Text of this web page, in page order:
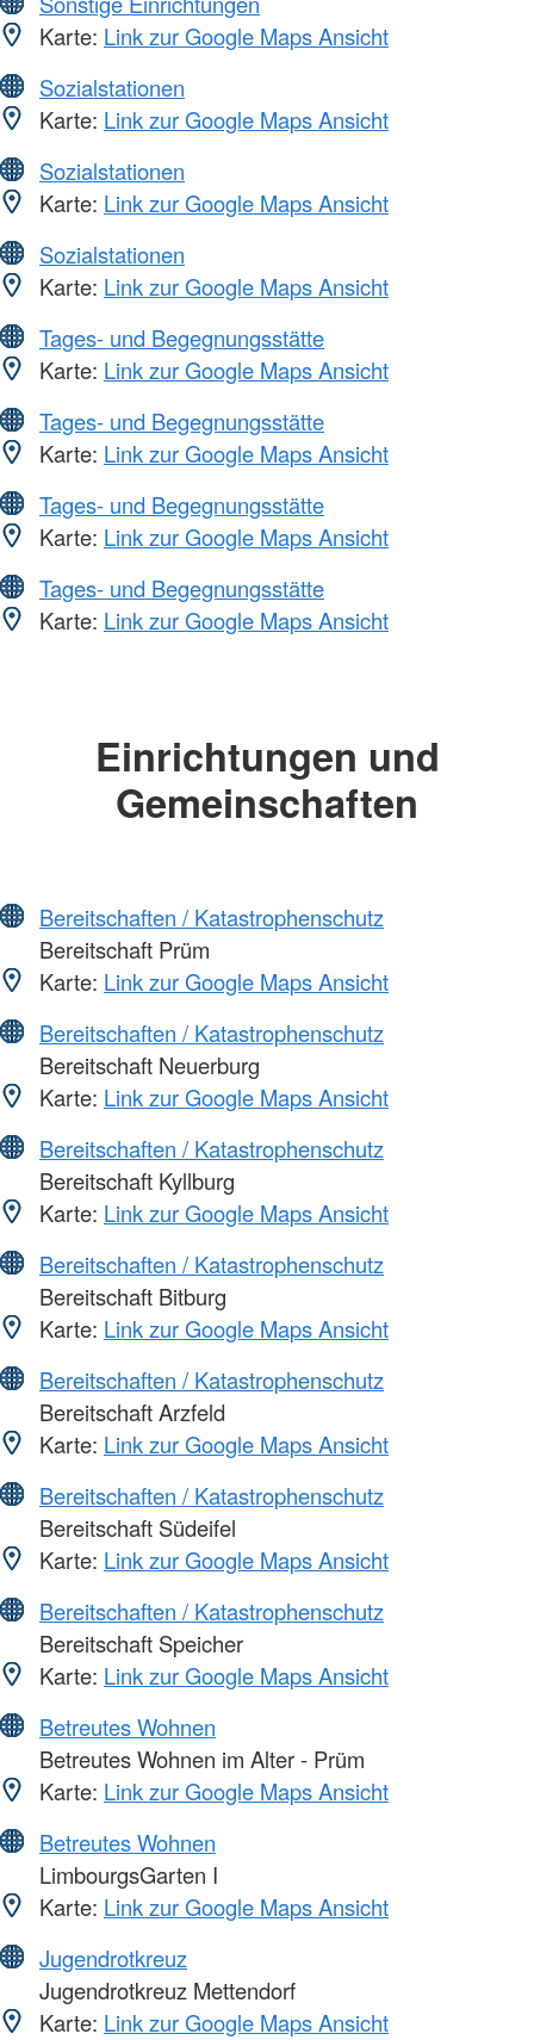
Karte: Link zur Google Maps Ansicht
Sozialstationen
Karte: Link zur Google Maps Ansicht
Sozialstationen
Karte: Link zur Google Maps Ansicht
Sozialstationen
Karte: Link zur Google Maps Ansicht
Tages- und Begegnungsstätte
Karte: Link zur Google Maps Ansicht
Tages- und Begegnungsstätte
Karte: Link zur Google Maps Ansicht
Tages- und Begegnungsstätte
Karte: Link zur Google Maps Ansicht
Tages- und Begegnungsstätte
Karte: Link zur Google Maps Ansicht
Einrichtungen und
Gemeinschaften
Bereitschaften / Katastrophenschutz
Bereitschaft Prüm
Karte: Link zur Google Maps Ansicht
Bereitschaften / Katastrophenschutz
Bereitschaft Neuerburg
Karte: Link zur Google Maps Ansicht
Bereitschaften / Katastrophenschutz
Bereitschaft Kyllburg
Karte: Link zur Google Maps Ansicht
Bereitschaften / Katastrophenschutz
Bereitschaft Bitburg
Karte: Link zur Google Maps Ansicht
Bereitschaften / Katastrophenschutz
Bereitschaft Arzfeld
Karte: Link zur Google Maps Ansicht
Bereitschaften / Katastrophenschutz
Bereitschaft Südeifel
Karte: Link zur Google Maps Ansicht
Bereitschaften / Katastrophenschutz
Bereitschaft Speicher
Karte: Link zur Google Maps Ansicht
Betreutes Wohnen
Betreutes Wohnen im Alter - Prüm
Karte: Link zur Google Maps Ansicht
Betreutes Wohnen
LimbourgsGarten I
Karte: Link zur Google Maps Ansicht
Jugendrotkreuz
Jugendrotkreuz Mettendorf
Karte: Link zur Google Maps Ansicht